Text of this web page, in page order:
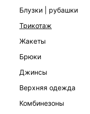
блузки | рубашки
трикотаж
жакеты
брюки
джинсы
верхняя одежда
комбинезоны